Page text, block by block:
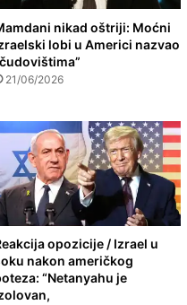
nikad oštriji: Moćni
lobi u Americi nazvao
21/06/2026
opozicije / Izrael u
nakon američkog
“Netanyahu je